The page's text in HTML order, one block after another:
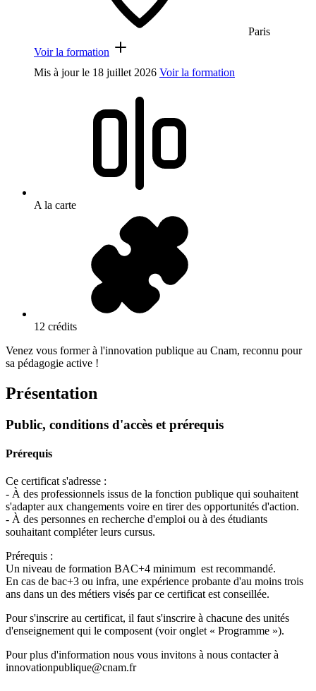
Paris
Voir la formation
Mis à jour le 18 juillet 2026 Voir la formation
A la carte
12 crédits
Venez vous former à l'innovation publique au Cnam, reconnu pour
sa pédagogie active !
Présentation
Public, conditions d'accès et prérequis
Prérequis
Ce certificat s'adresse :
- À des professionnels issus de la fonction publique qui souhaitent
s'adapter aux changements voire en tirer des opportunités d'action.
- À des personnes en recherche d'emploi ou à des étudiants
souhaitant compléter leurs cursus.
Prérequis :
Un niveau de formation BAC+4 minimum est recommandé.
En cas de bac+3 ou infra, une expérience probante d'au moins trois
ans dans un des métiers visés par ce certificat est conseillée.
Pour s'inscrire au certificat, il faut s'inscrire à chacune des unités
d'enseignement qui le composent (voir onglet « Programme »).
Pour plus d'information nous vous invitons à nous contacter à
innovationpublique@cnam.fr